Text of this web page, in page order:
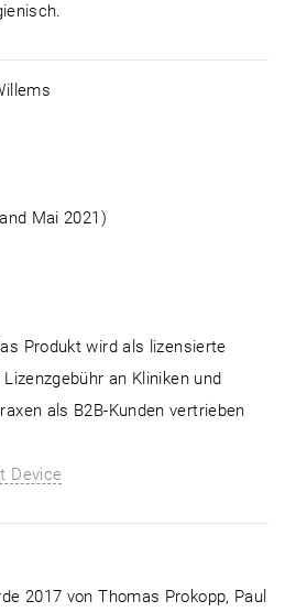
Mai 2021)
Produkt wird als lizensierte
an Kliniken und
als B2B-Kunden vertrieben
Device
2017 von Thomas Prokopp, Paul